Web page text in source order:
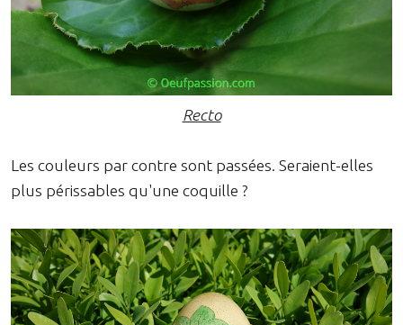
Recto
Les couleurs par contre sont passées. Seraient-elles
plus périssables qu'une coquille ?